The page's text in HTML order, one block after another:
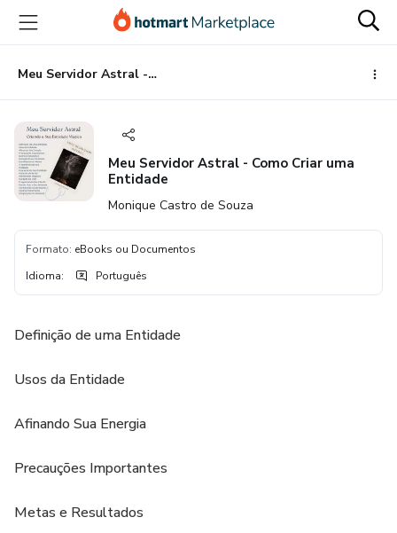
para
conteúdo
principal
para
pagamento
para
rodapé
Meu Servidor Astral - Como Criar uma Entidade
Meu Servidor Astral - Como Criar uma
Entidade
Monique Castro de Souza
Formato: eBooks ou Documentos
Idioma: Português
Definição de uma Entidade
Usos da Entidade
Afinando Sua Energia
Precauções Importantes
Metas e Resultados